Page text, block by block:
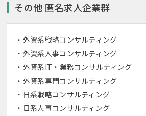
その他 匿名求人企業群
外資系戦略コンサルティング
外資系人事コンサルティング
外資系IT・業務コンサルティング
外資系専門コンサルティング
日系戦略コンサルティング
日系人事コンサルティング